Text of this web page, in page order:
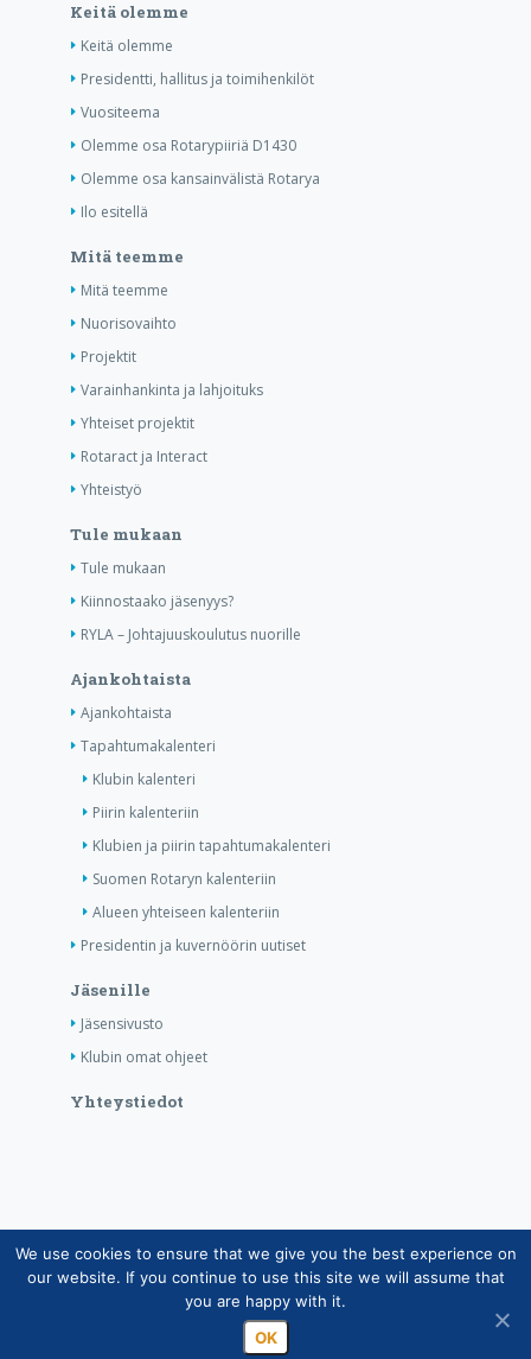
Keitä olemme
Keitä olemme
Presidentti, hallitus ja toimihenkilöt
Vuositeema
Olemme osa Rotarypiiriä D1430
Olemme osa kansainvälistä Rotarya
Ilo esitellä
Mitä teemme
Mitä teemme
Nuorisovaihto
Projektit
Varainhankinta ja lahjoituks
Yhteiset projektit
Rotaract ja Interact
Yhteistyö
Tule mukaan
Tule mukaan
Kiinnostaako jäsenyys?
RYLA – Johtajuuskoulutus nuorille
Ajankohtaista
Ajankohtaista
Tapahtumakalenteri
Klubin kalenteri
Piirin kalenteriin
Klubien ja piirin tapahtumakalenteri
Suomen Rotaryn kalenteriin
Alueen yhteiseen kalenteriin
Presidentin ja kuvernöörin uutiset
Jäsenille
Jäsensivusto
Klubin omat ohjeet
Yhteystiedot
Copyright © Suomen Rotarypalvelu ry 2026 |
Jäsentietojärjestelmän tietosuojaseloste|Henkilötietojen
käsittely Rotarytoiminnassa
We use cookies to ensure that we give you the best experience on
our website. If you continue to use this site we will assume that
you are happy with it.
OK